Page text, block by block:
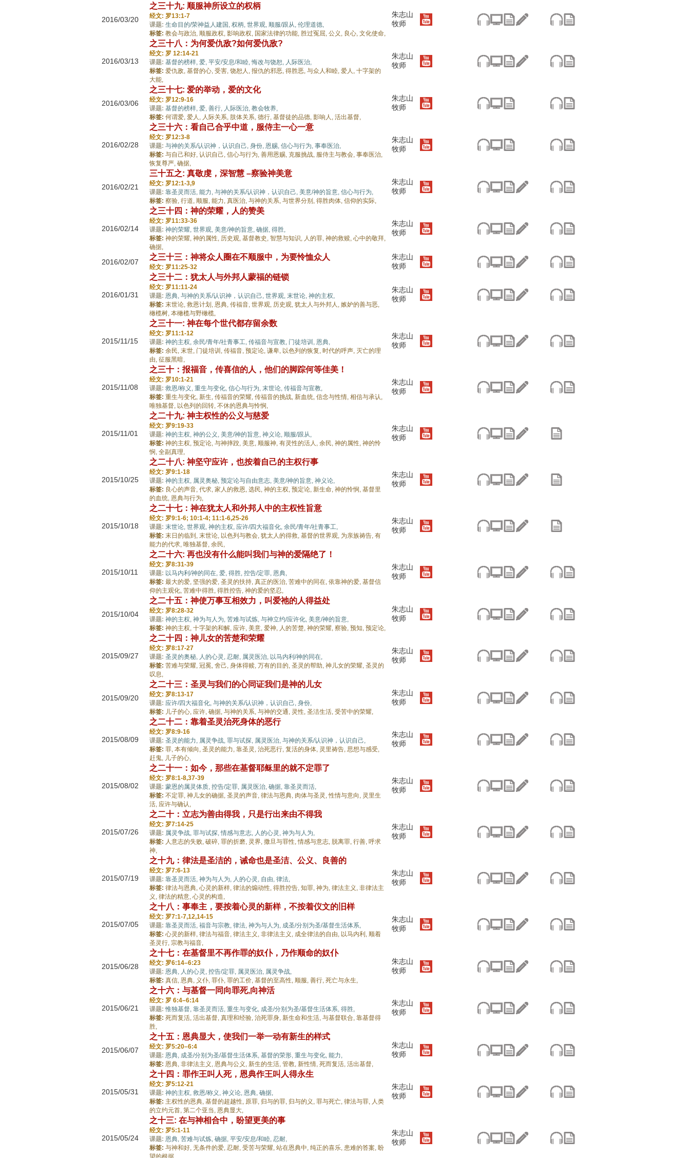
2016/03/20
之三十九: 顺服神所设立的权柄
经文: 罗13:1-7
课题: 生命目的/荣神益人建国, 权柄, 世界观, 顺服/跟从, 伦理道德,
标签: 教会与政治, 顺服政权, 影响政权, 国家法律的功能, 胜过冤屈, 公义, 良心, 文化使命,
朱志山
牧师
2016/03/13
之三十八：为何爱仇敌?如何爱仇敌?
经文: 罗 12:14-21
课题: 基督的榜样, 爱, 平安/安息/和睦, 悔改与饶恕, 人际医治,
标签: 爱仇敌, 基督的心, 受害, 饶恕人, 报仇的邪恶, 得胜恶, 与众人和睦, 爱人, 十字架的
大能,
朱志山
牧师
2016/03/06
之三十七: 爱的举动，爱的文化
经文: 罗12:9-16
课题: 基督的榜样, 爱, 善行, 人际医治, 教会牧养,
标签: 何谓爱, 爱人, 人际关系, 肢体关系, 德行, 基督徒的品德, 影响人, 活出基督,
朱志山
牧师
2016/02/28
之三十六：看自己合乎中道，服侍主一心一意
经文: 罗12:3-8
课题: 与神的关系/认识神，认识自己, 身份, 恩赐, 信心与行为, 事奉医治,
标签: 与自己和好, 认识自己, 信心与行为, 善用恩赐, 克服挑战, 服侍主与教会, 事奉医治,
恢复尊严, 确据,
朱志山
牧师
2016/02/21
三十五之: 真敬虔，深智慧 –察验神美意
经文: 罗12:1-3,9
课题: 靠圣灵而活, 能力, 与神的关系/认识神，认识自己, 美意/神的旨意, 信心与行为,
标签: 察验, 行道, 顺服, 能力, 真医治, 与神的关系, 与世界分别, 得胜肉体, 信仰的实际,
朱志山
牧师
2016/02/14
之三十四：神的荣耀，人的赞美
经文: 罗11:33-36
课题: 神的荣耀, 世界观, 美意/神的旨意, 确据, 得胜,
标签: 神的荣耀, 神的属性, 历史观, 基督教史, 智慧与知识, 人的罪, 神的救赎, 心中的敬拜,
确据,
朱志山
牧师
2016/02/07
之三十三：神将众人圈在不顺服中，为要怜恤众人
经文: 罗11:25-32
朱志山
牧师
2016/01/31
之三十二：犹太人与外邦人蒙福的链锁
经文: 罗11:11-24
课题: 恩典, 与神的关系/认识神，认识自己, 世界观, 末世论, 神的主权,
标签: 末世论, 救恩计划, 恩典, 传福音, 世界观, 历史观, 犹太人与外邦人, 嫉妒的善与恶,
橄榄树, 本橄榄与野橄榄,
朱志山
牧师
2015/11/15
之三十一: 神在每个世代都存留余数
经文: 罗11:1-12
课题: 神的主权, 余民/青年/社青事工, 传福音与宣教, 门徒培训, 恩典,
标签: 余民, 末世, 门徒培训, 传福音, 预定论, 谦卑, 以色列的恢复, 时代的呼声, 灭亡的理
由, 征服黑暗,
朱志山
牧师
2015/11/08
之三十：报福音，传喜信的人，他们的脚踪何等佳美！
经文: 罗10:1-21
课题: 救恩/称义, 重生与变化, 信心与行为, 末世论, 传福音与宣教,
标签: 重生与变化, 新生, 传福音的荣耀, 传福音的挑战, 新血统, 信念与性情, 相信与承认,
唯独基督, 以色列的回转, 不休的恩典与怜悯,
朱志山
牧师
2015/11/01
之二十九: 神主权性的公义与慈爱
经文: 罗9:19-33
课题: 神的主权, 神的公义, 美意/神的旨意, 神义论, 顺服/跟从,
标签: 神的主权, 预定论, 与神摔跤, 美意, 顺服神, 有灵性的活人, 余民, 神的属性, 神的怜
悯, 全副真理,
朱志山
牧师
2015/10/25
之二十八: 神坚守应许，也按着自己的主权行事
经文: 罗9:1-18
课题: 神的主权, 属灵奥秘, 预定论与自由意志, 美意/神的旨意, 神义论,
标签: 良心的声音, 代求, 家人的救恩, 选民, 神的主权, 预定论, 新生命, 神的怜悯, 基督里
的血统, 恩典与行为,
朱志山
牧师
2015/10/18
之二十七：神在犹太人和外邦人中的主权性旨意
经文: 罗9:1-6; 10:1-4; 11:1-6,25-26
课题: 末世论, 世界观, 神的主权, 应许/四大福音化, 余民/青年/社青事工,
标签: 末日的临到, 末世论, 以色列与教会, 犹太人的得救, 基督的世界观, 为亲族祷告, 有
能力的代求, 唯独基督, 余民,
朱志山
牧师
2015/10/11
之二十六: 再也没有什么能叫我们与神的爱隔绝了！
经文: 罗8:31-39
课题: 以马内利/神的同在, 爱, 得胜, 控告/定罪, 恩典,
标签: 最大的爱, 坚强的爱, 圣灵的扶持, 真正的医治, 苦难中的同在, 依靠神的爱, 基督信
仰的主观化, 苦难中得胜, 得胜控告, 神的爱的坚忍,
朱志山
牧师
2015/10/04
之二十五：神使万事互相效力，叫爱祂的人得益处
经文: 罗8:28-32
课题: 神的主权, 神为与人为, 苦难与试炼, 与神立约/应许化, 美意/神的旨意,
标签: 神的主权, 十字架的和解, 应许, 美意, 爱神, 人的苦楚, 神的荣耀, 察验, 预知, 预定论,
朱志山
牧师
2015/09/27
之二十四：神儿女的苦楚和荣耀
经文: 罗8:17-27
课题: 圣灵的奥秘, 人的心灵, 忍耐, 属灵医治, 以马内利/神的同在,
标签: 苦难与荣耀, 冠冕, 舍己, 身体得赎, 万有的目的, 圣灵的帮助, 神儿女的荣耀, 圣灵的
叹息,
朱志山
牧师
2015/09/20
之二十三：圣灵与我们的心同证我们是神的儿女
经文: 罗8:13-17
课题: 应许/四大福音化, 与神的关系/认识神，认识自己, 身份,
标签: 儿子的心, 应许, 确据, 与神的关系, 与神的交通, 灵性, 圣洁生活, 受苦中的荣耀,
朱志山
牧师
2015/08/09
之二十二：靠着圣灵治死身体的恶行
经文: 罗8:9-16
课题: 圣灵的能力, 属灵争战, 罪与试探, 属灵医治, 与神的关系/认识神，认识自己,
标签: 罪, 本有倾向, 圣灵的能力, 靠圣灵, 治死恶行, 复活的身体, 灵里祷告, 思想与感受,
赶鬼, 儿子的心,
朱志山
牧师
2015/08/02
之二十一：如今，那些在基督耶稣里的就不定罪了
经文: 罗8:1-8,37-39
课题: 蒙恩的属灵体质, 控告/定罪, 属灵医治, 确据, 靠圣灵而活,
标签: 不定罪, 神儿女的确据, 圣灵的声音, 律法与恩典, 肉体与圣灵,性情与意向, 灵里生
活, 应许与确认,
朱志山
牧师
2015/07/26
之二十：立志为善由得我，只是行出来由不得我
经文: 罗7:14-25
课题: 属灵争战, 罪与试探,情感与意志, 人的心灵, 神为与人为,
标签: 人意志的失败, 破碎, 罪的折磨, 灵界, 撒旦与罪性,情感与意志, 脱离罪, 行善, 呼求
神,
朱志山
牧师
2015/07/19
之十九：律法是圣洁的，诫命也是圣洁、公义、良善的
经文: 罗7:6-13
课题: 靠圣灵而活, 神为与人为, 人的心灵, 自由, 律法,
标签: 律法与恩典, 心灵的新样, 律法的煽动性, 得胜控告, 知罪, 神为, 律法主义, 非律法主
义, 律法的精意, 心灵的构造,
朱志山
牧师
2015/07/05
之十八：事奉主，要按着心灵的新样，不按着仪文的旧样
经文: 罗7:1-7,12,14-15
课题: 靠圣灵而活, 福音与宗教, 律法, 神为与人为, 成圣/分别为圣/基督生活体系,
标签: 心灵的新样, 律法与福音, 律法主义, 非律法主义, 成全律法的自由, 以马内利, 顺着
圣灵行, 宗教与福音,
朱志山
牧师
2015/06/28
之十七：在基督里不再作罪的奴仆，乃作顺命的奴仆
经文: 罗6:14–6:23
课题: 恩典, 人的心灵, 控告/定罪, 属灵医治, 属灵争战,
标签: 真信, 恩典, 义仆, 罪仆, 罪的工价, 基督的至高性, 顺服, 善行, 死亡与永生,
朱志山
牧师
2015/06/21
之十六：与基督一同向罪死,向神活
经文: 罗 6:4–6:14
课题:惟独基督, 靠圣灵而活, 重生与变化, 成圣/分别为圣/基督生活体系, 得胜,
标签: 死而复活, 活出基督, 真理和经验, 治死罪身, 新生命和生活, 与基督联合, 靠基督得
胜,
朱志山
牧师
2015/06/07
之十五：恩典显大，使我们一举一动有新生的样式
经文: 罗5:20–6:4
课题: 恩典, 成圣/分别为圣/基督生活体系, 基督的荣形, 重生与变化, 能力,
标签: 恩典, 非律法主义, 恩典与公义, 新生的生活, 管教, 新性情, 死而复活, 活出基督,
朱志山
牧师
2015/05/31
之十四：罪作王叫人死，恩典作王叫人得永生
经文: 罗5:12-21
课题: 神的主权, 救恩/称义, 神义论, 恩典, 确据,
标签: 主权性的恩典, 基督的超越性, 原罪, 归与的罪, 归与的义, 罪与死亡, 律法与罪, 人类
的立约元首, 第二个亚当, 恩典显大,
朱志山
牧师
2015/05/24
之十三: 在与神相合中，盼望更美的事
经文: 罗5:1-11
课题: 恩典, 苦难与试炼, 确据, 平安/安息/和睦, 忍耐,
标签: 与神和好, 无条件的爱, 忍耐, 受苦与荣耀, 站在恩典中, 纯正的喜乐, 患难的答案, 盼
望的根据,
朱志山
牧师